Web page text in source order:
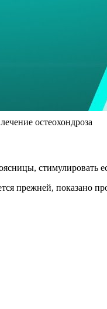
остеохондроза
стимулировать
прежней, показано